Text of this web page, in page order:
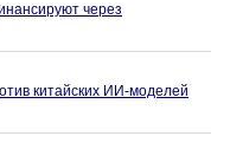
через
китайских ИИ-моделей